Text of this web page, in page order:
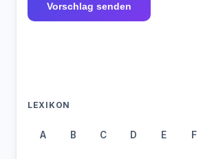
Vorschlag senden
LEXIKON
A B C D E F